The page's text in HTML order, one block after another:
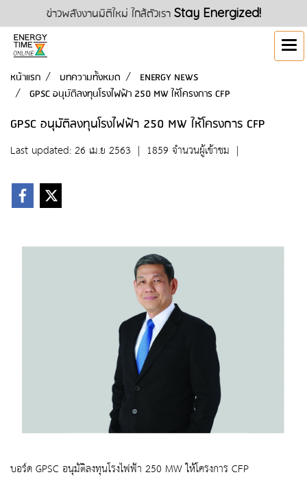
ข่าวพลังงานมิติใหม่ ใกล้ตัวเรา Stay Energized!
หน้าแรก บทความทั้งหมด
ENERGY NEWS
GPSC อนุมัติลงทุนโรงไฟฟ้า 250 MW ให้โครงการ CFP
GPSC อนุมัติลงทุนโรงไฟฟ้า 250 MW ให้โครงการ CFP
Last updated: 26 เม.ย 2563 | 1859 จำนวนผู้เข้าชม |
บอร์ด GPSC อนุมัติลงทุนโรงไฟฟ้า 250 MW ให้โครงการ CFP